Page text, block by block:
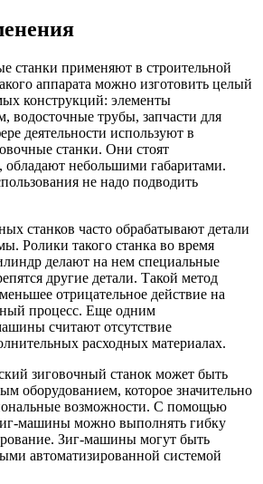
станки применяют в строительной
аппарата можно изготовить целый
конструкций: элементы
водосточные трубы, запчасти для
деятельности используют в
станки. Они стоят
обладают небольшими габаритами.
не надо подводить
станков часто обрабатывают детали
Ролики такого станка во время
делают на нем специальные
другие детали. Такой метод
отрицательное действие на
процесс. Еще одним
считают отсутствие
расходных материалах.
зиговочный станок может быть
оборудованием, которое значительно
возможности. С помощью
машины можно выполнять гибку
Зиг-машины могут быть
автоматизированной системой